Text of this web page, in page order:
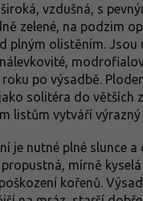
vzdušná, s
zelené, na podzim
plným olistěním.
po výsadbě.
solitéra do větších
listům vytváří
je nutné plné slunce
mírně
kořenů.